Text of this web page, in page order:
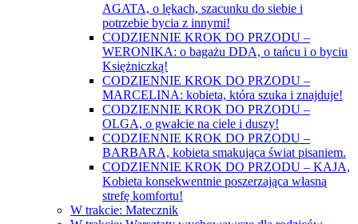
AGATA, o lękach, szacunku do siebie i
potrzebie bycia z innymi!
CODZIENNIE KROK DO PRZODU –
WERONIKA: o bagażu DDA, o tańcu i o byciu
Księżniczką!
CODZIENNIE KROK DO PRZODU –
MARCELINA: kobieta, która szuka i znajduje!
CODZIENNIE KROK DO PRZODU –
OLGA, o gwałcie na ciele i duszy!
CODZIENNIE KROK DO PRZODU –
BARBARA, kobieta smakująca świat pisaniem.
CODZIENNIE KROK DO PRZODU – KAJA,
Kobieta konsekwentnie poszerzająca własną
strefę komfortu!
W trakcie: Matecznik